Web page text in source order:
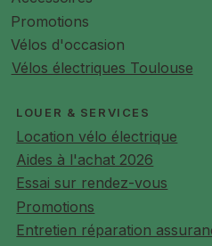
Promotions
Vélos d'occasion
Vélos électriques Toulouse
LOUER & SERVICES
Location vélo électrique
Aides à l'achat 2026
Essai sur rendez-vous
Promotions
Entretien réparation